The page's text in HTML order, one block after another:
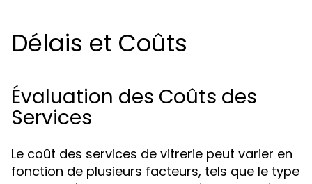
Délais et Coûts
Évaluation des Coûts des
Services
Le coût des services de vitrerie peut varier en
fonction de plusieurs facteurs, tels que le type